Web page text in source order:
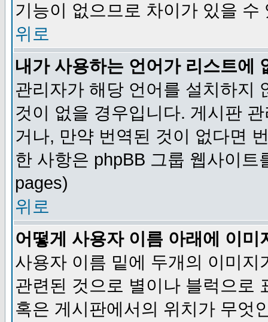
기능이 없으므로 차이가 있을 수
위로
내가 사용하는 언어가 리스트에
관리자가 해당 언어를 설치하지
것이 없을 경우입니다. 게시판
거나, 만약 번역된 것이 없다면
한 사항은 phpBB 그룹 웹사이
pages)
위로
어떻게 사용자 이름 아래에 이미
사용자 이름 밑에 두개의 이미
관련된 것으로 별이나 블럭으로
혹은 게시판에서의 위치가 무엇